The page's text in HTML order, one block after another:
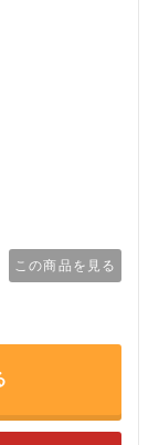
この商品を見る